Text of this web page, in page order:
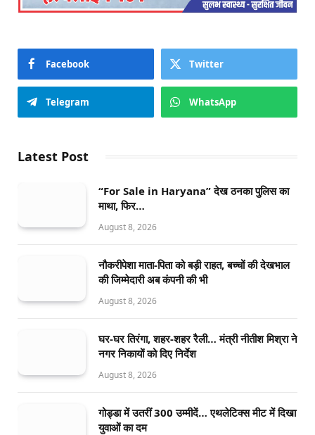
Facebook Twitter
Telegram WhatsApp
Latest Post
“For Sale in Haryana” देख ठनका पुलिस का
माथा, फिर…
August 8, 2026
नौकरीपेशा माता-पिता को बड़ी राहत, बच्चों की देखभाल
की जिम्मेदारी अब कंपनी की भी
August 8, 2026
घर-घर तिरंगा, शहर-शहर रैली… मंत्री नीतीश मिश्रा ने
नगर निकायों को दिए निर्देश
August 8, 2026
गोड्डा में उतरीं 300 उम्मीदें… एथलेटिक्स मीट में दिखा
युवाओं का दम